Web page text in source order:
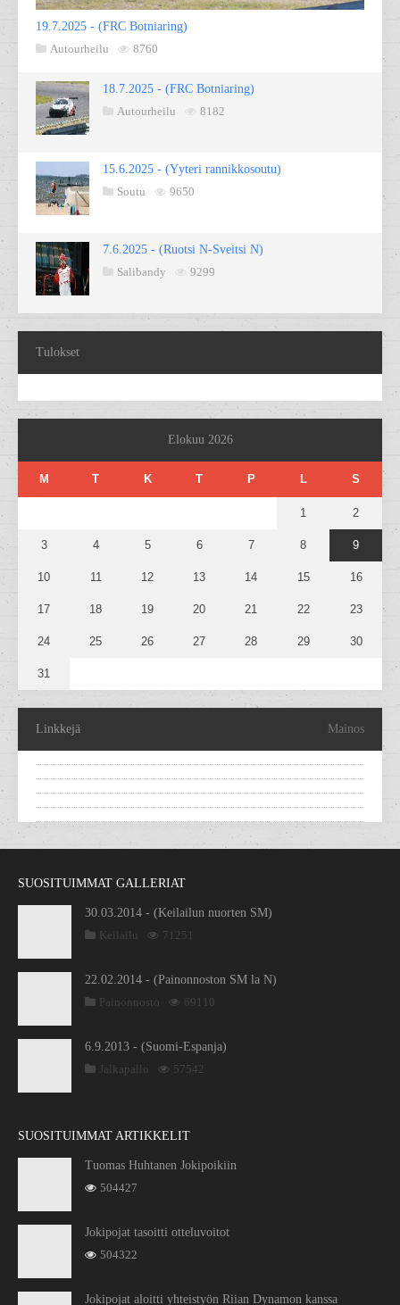
19.7.2025 - (FRC Botniaring)
Autourheilu
8760
18.7.2025 - (FRC Botniaring)
Autourheilu
8182
15.6.2025 - (Yyteri rannikkosoutu)
Soutu
9650
7.6.2025 - (Ruotsi N-Sveitsi N)
Salibandy
9299
Tulokset
Elokuu 2026
M T K T P L S
1 2
3 4 5 6 7 8 9
10 11 12 13 14 15 16
17 18 19 20 21 22 23
24 25 26 27 28 29 30
31
Linkkejä Mainos
SUOSITUIMMAT GALLERIAT
30.03.2014 - (Keilailun nuorten SM)
Keilailu
71251
22.02.2014 - (Painonnoston SM la N)
Painonnosto
69110
6.9.2013 - (Suomi-Espanja)
Jalkapallo
57542
SUOSITUIMMAT ARTIKKELIT
Tuomas Huhtanen Jokipoikiin
504427
Jokipojat tasoitti otteluvoitot
504322
Jokipojat aloitti yhteistyön Riian Dynamon kanssa